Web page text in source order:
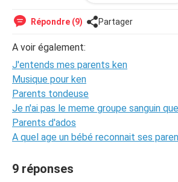
tard et j'en peux plus aidez moi sans me
Merci beaucoup
Répondre (9) Partager
A voir également:
J'entends mes parents ken
Musique pour ken
Parents tondeuse
Je n'ai pas le meme groupe sanguin
Parents d'ados
A quel age un bébé reconnait ses
9 réponses